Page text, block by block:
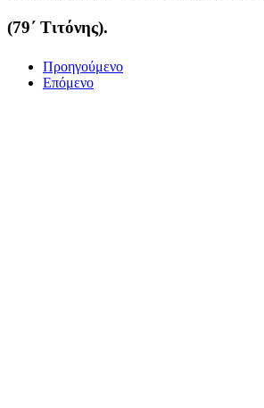
(79΄ Τιτόνης).
Προηγούμενο
Επόμενο